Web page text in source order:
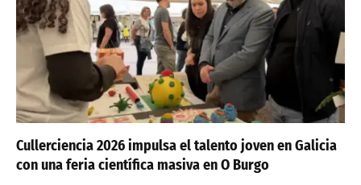
Cullerciencia 2026 impulsa el talento joven en Galicia
con una feria científica masiva en O Burgo